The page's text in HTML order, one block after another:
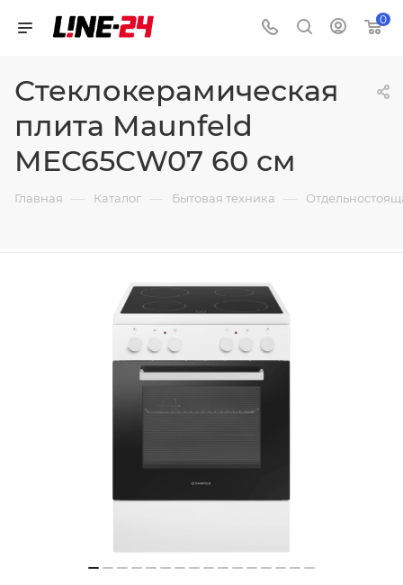
0
Стеклокерамическая
плита Maunfeld
MEC65CW07 60 см
Главная — Каталог — Бытовая техника —